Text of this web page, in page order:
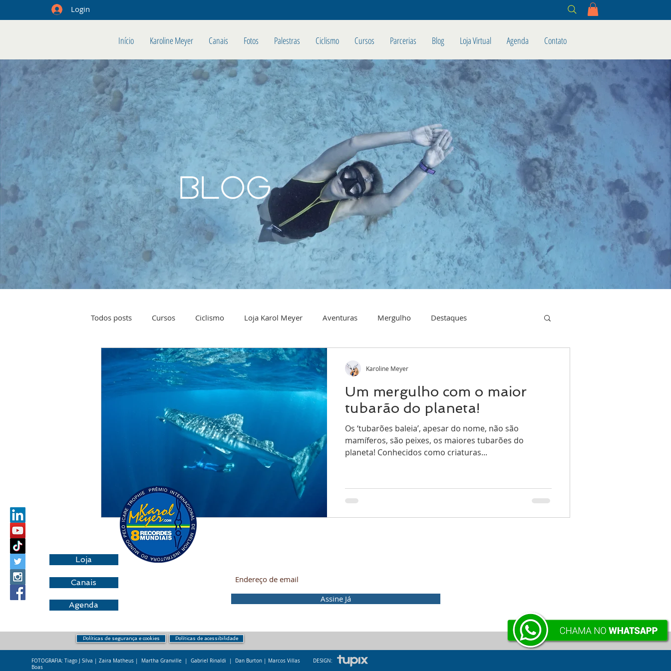
Login
Início Karoline Meyer Canais Fotos Palestras Ciclismo Cursos Parcerias Blog Loja Virtual Agenda Contato
BLOG
Todos posts Cursos Ciclismo Loja Karol Meyer Aventuras Mergulho Destaques
Um mergulho com o maior
tubarão do planeta!
Os ‘tubarões baleia’, apesar do nome, não são
mamíferos, são peixes, os maiores tubarões do
planeta! Conhecidos como criaturas...
Karoline Meyer
Loja
Canais
Agenda
Assine Já
Políticas de segurança e cookies Políticas de acessibilidade
FOTOGRAFIA: Tiago J Silva | Zaira Matheus | Martha Granville | Gabriel Rinaldi | Dan Burton | Marcos Villas
Boas
DESIGN: